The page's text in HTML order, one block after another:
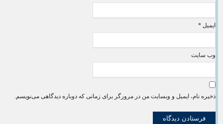
ایمیل *
وب‌ سایت
ذخیره نام، ایمیل و وبسایت من در مرورگر برای زمانی که دوباره دیدگاهی می‌نویسم.